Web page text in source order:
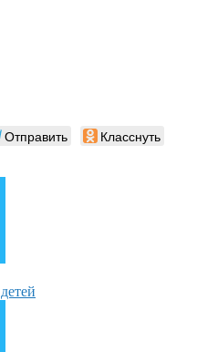
Отправить Класснуть